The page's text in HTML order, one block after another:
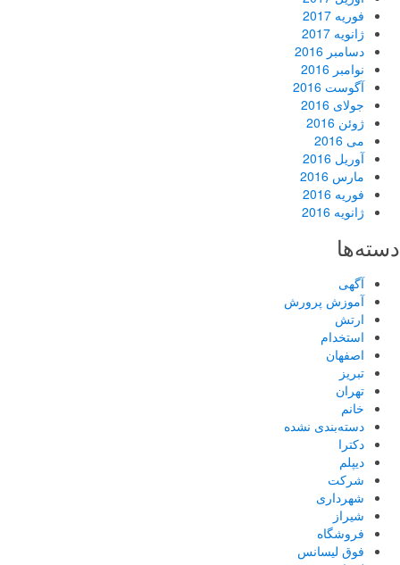
فوریه 2017
ژانویه 2017
دسامبر 2016
نوامبر 2016
آگوست 2016
جولای 2016
ژوئن 2016
می 2016
آوریل 2016
مارس 2016
فوریه 2016
ژانویه 2016
دسته‌ها
آگهی
آموزش پرورش
ارتش
استخدام
اصفهان
تبریز
تهران
خانم
دسته‌بندی نشده
دکترا
دیپلم
شرکت
شهرداری
شیراز
فروشگاه
فوق لیسانس